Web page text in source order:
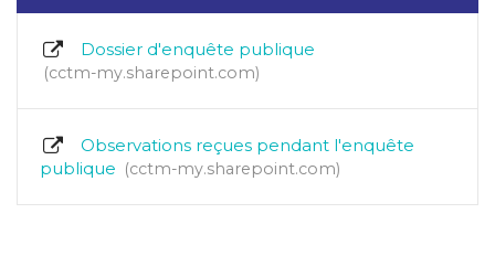
Dossier d'enquête publique
cctm-my.sharepoint.com
Observations reçues pendant l'enquête
publique
cctm-my.sharepoint.com